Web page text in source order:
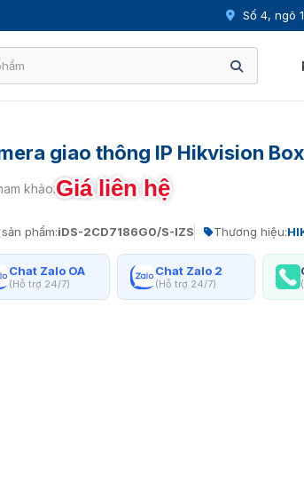
Số 4, ngõ
giao thông IP Hikvision
khảo:Giá liên hệ
phẩm:iDS-2CD7186G0/S-IZS Thương hiệu:
Chat Zalo OA
(Hỗ trợ 24/7)
Chat Zalo 2
(Hỗ trợ 24/7)